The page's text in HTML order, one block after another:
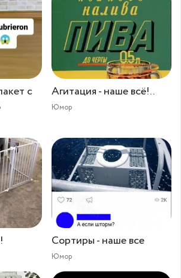
с
Агитация - наше всё!..
Юмор
Сортиры - наше все
Юмор